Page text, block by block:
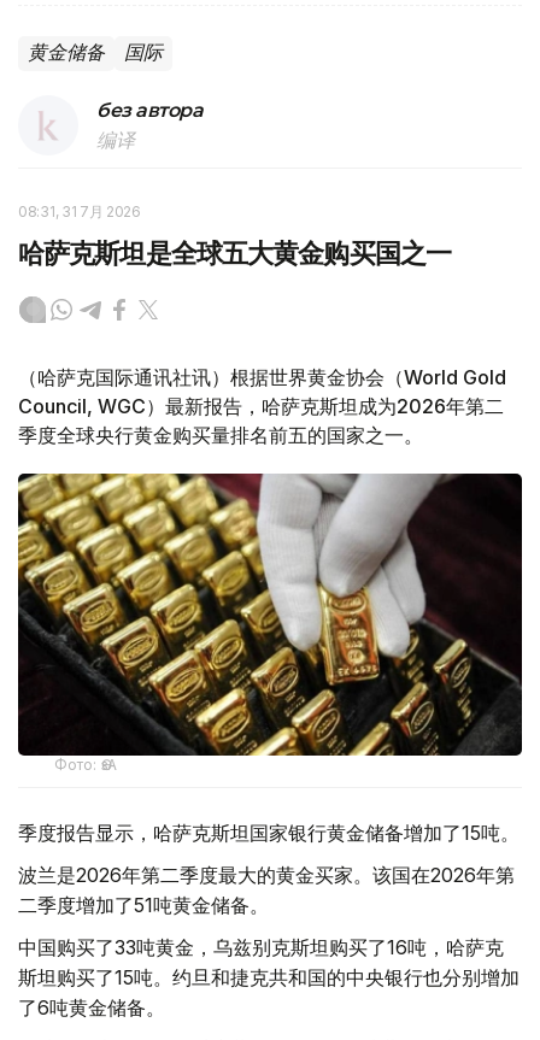
黄金储备 国际
без автора
编译
08:31, 31 7月 2026
哈萨克斯坦是全球五大黄金购买国之一
（哈萨克国际通讯社讯）根据世界黄金协会（World Gold
Council, WGC）最新报告，哈萨克斯坦成为2026年第二
季度全球央行黄金购买量排名前五的国家之一。
Фото: ӨзА
季度报告显示，哈萨克斯坦国家银行黄金储备增加了15吨。
波兰是2026年第二季度最大的黄金买家。该国在2026年第
二季度增加了51吨黄金储备。
中国购买了33吨黄金，乌兹别克斯坦购买了16吨，哈萨克
斯坦购买了15吨。约旦和捷克共和国的中央银行也分别增加
了6吨黄金储备。